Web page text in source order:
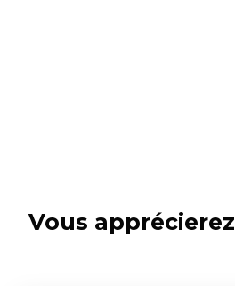
Vous apprécierez